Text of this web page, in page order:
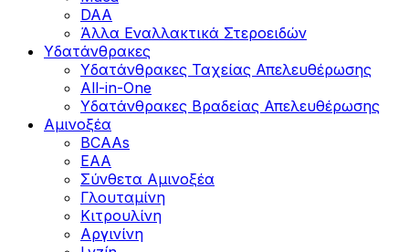
DAA
Άλλα Εναλλακτικά Στεροειδών
Υδατάνθρακες
Υδατάνθρακες Ταχείας Απελευθέρωσης
All-in-One
Υδατάνθρακες Βραδείας Απελευθέρωσης
Αμινοξέα
BCAAs
EAA
Σύνθετα Αμινοξέα
Γλουταμίνη
Κιτρουλίνη
Αργινίνη